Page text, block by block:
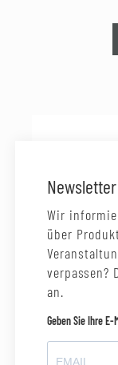
Newsletter
Wir
über
verpassen?
an.
Geben Sie Ihre